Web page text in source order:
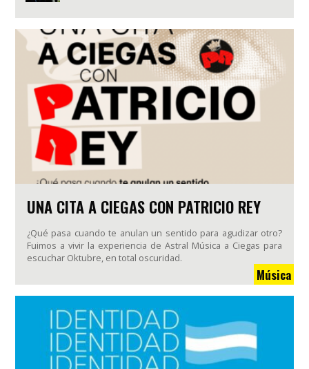
UNA CITA A CIEGAS CON PATRICIO REY
¿Qué pasa cuando te anulan un sentido para agudizar otro?
Fuimos a vivir la experiencia de Astral Música a Ciegas para
escuchar Oktubre, en total oscuridad.
Música